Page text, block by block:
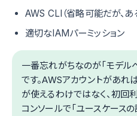
AWS CLI（省略可能だが、あ
適切なIAMパーミッション
一番忘れがちなのが「モデル
です。AWSアカウントがあ
が使えるわけではなく、初
コンソールで「ユースケース